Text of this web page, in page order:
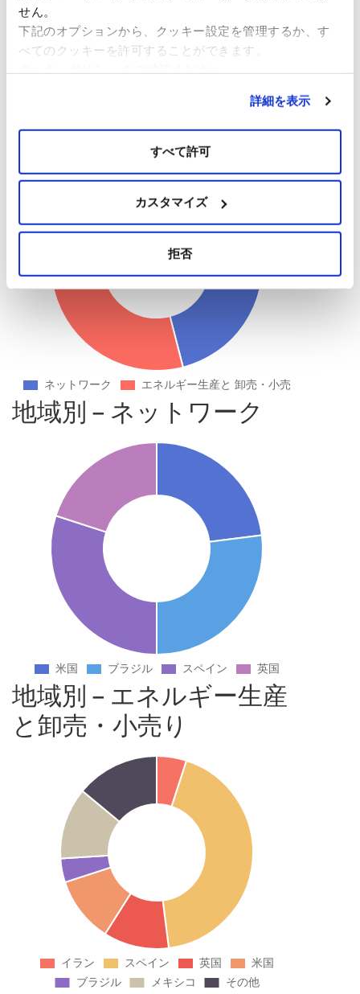
せん。
下記のオプションから、クッキー設定を管理するか、す
べてのクッキーを許可することができます。
詳細を表示
すべて許可
カスタマイズ
拒否
EBITDA内訳
事業別
地域別 – ネットワーク
地域別 – エネルギー生産
と卸売・小売り